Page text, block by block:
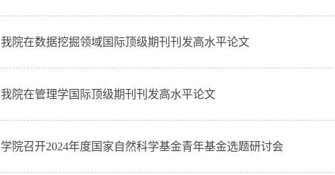
我院在数据挖掘领域国际顶级期刊刊发高水平论文
我院在管理学国际顶级期刊刊发高水平论文
学院召开2024年度国家自然科学基金青年基金选题研讨会